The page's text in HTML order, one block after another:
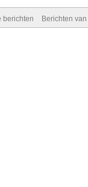
berichten Berichten